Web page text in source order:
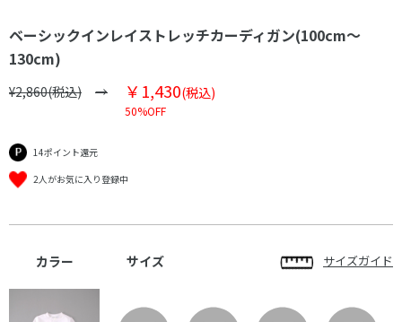
ベーシックインレイストレッチカーディガン(100cm～
130cm)
¥2,860(税込) ￥1,430(税込)
50%OFF
14ポイント還元
2人がお気に入り登録中
カラー サイズ サイズガイド